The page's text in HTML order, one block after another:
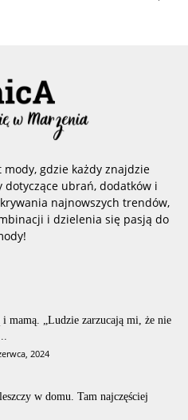
gdzie każdy znajdzie
ubrań, dodatków i
najnowszych trendów,
i dzielenia się pasją do
i mamą. „Ludzie zarzucają mi, że nie
2024
w domu. Tam najczęściej